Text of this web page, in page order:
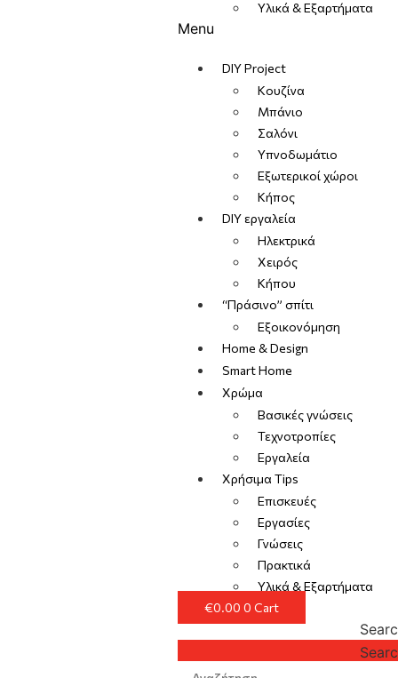
Υλικά & Εξαρτήματα
Menu
DIY Project
Κουζίνα
Μπάνιο
Σαλόνι
Υπνοδωμάτιο
Εξωτερικοί χώροι
Κήπος
DIY εργαλεία
Ηλεκτρικά
Χειρός
Κήπου
“Πράσινο” σπίτι
Εξοικονόμηση
Home & Design
Smart Home
Χρώμα
Βασικές γνώσεις
Τεχνοτροπίες
Εργαλεία
Χρήσιμα Tips
Επισκευές
Εργασίες
Γνώσεις
Πρακτικά
Υλικά & Εξαρτήματα
€0.00 0 Cart